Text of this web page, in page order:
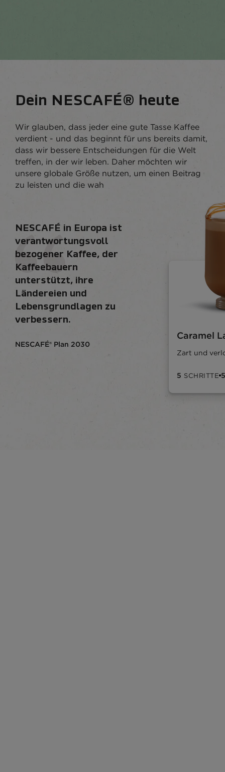
Dein NESCAFÉ® heute
Wir glauben, dass jeder eine gute Tasse Kaffee
verdient - und das beginnt für uns bereits damit,
dass wir bessere Entscheidungen für die Welt
treffen, in der wir leben. Daher möchten wir
unsere globale Größe nutzen, um einen Beitrag
zu leisten und die wah
NESCAFÉ in Europa ist
verantwortungsvoll
bezogener Kaffee, der
Kaffeebauern
unterstützt, ihre
Ländereien und
Lebensgrundlagen zu
verbessern.​
NESCAFÉ® Plan 2030
Caramel
Zart und
5 SCHRITTE 5